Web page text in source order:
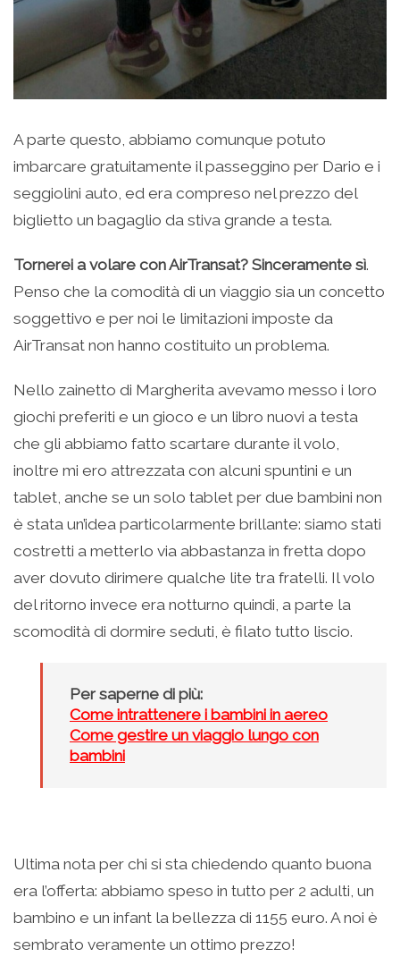
A parte questo, abbiamo comunque potuto
imbarcare gratuitamente il passeggino per Dario e i
seggiolini auto, ed era compreso nel prezzo del
biglietto un bagaglio da stiva grande a testa.
Tornerei a volare con AirTransat? Sinceramente sì.
Penso che la comodità di un viaggio sia un concetto
soggettivo e per noi le limitazioni imposte da
AirTransat non hanno costituito un problema.
Nello zainetto di Margherita avevamo messo i loro
giochi preferiti e un gioco e un libro nuovi a testa
che gli abbiamo fatto scartare durante il volo,
inoltre mi ero attrezzata con alcuni spuntini e un
tablet, anche se un solo tablet per due bambini non
è stata un’idea particolarmente brillante: siamo stati
costretti a metterlo via abbastanza in fretta dopo
aver dovuto dirimere qualche lite tra fratelli. Il volo
del ritorno invece era notturno quindi, a parte la
scomodità di dormire seduti, è filato tutto liscio.
Per saperne di più:
Come intrattenere i bambini in aereo
Come gestire un viaggio lungo con
bambini
Ultima nota per chi si sta chiedendo quanto buona
era l’offerta: abbiamo speso in tutto per 2 adulti, un
bambino e un infant la bellezza di 1155 euro. A noi è
sembrato veramente un ottimo prezzo!